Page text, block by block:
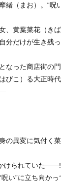
緒（まお）。“呪
、黄葉菜花（き
分だけが生き残っ
なった商店街の門
びこ）る大正時
の異変に気付く菜
けられていた
い”に立ち向かっ